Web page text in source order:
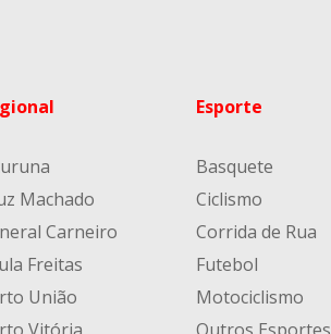
Machado
Carneiro
Freitas
União
Esporte
Basquete
Ciclismo
Corrida de Rua
Futebol
Motociclismo